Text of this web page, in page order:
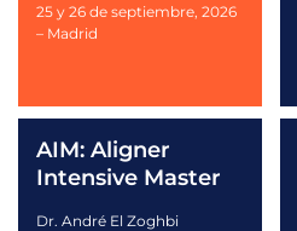
25 y 26 de septiembre, 2026
– Madrid
AIM: Aligner
Intensive Master
Dr. André El Zoghbi